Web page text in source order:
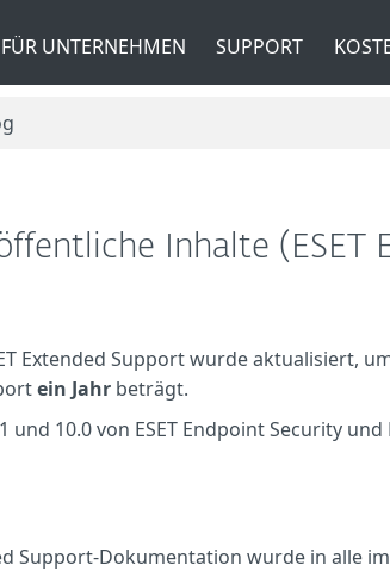
FÜR UNTERNEHMEN SUPPORT
Inhalte (ESET
Extended Support wurde aktualisiert,
ein Jahr beträgt.
und 10.0 von ESET Endpoint Security
Support-Dokumentation wurde in alle